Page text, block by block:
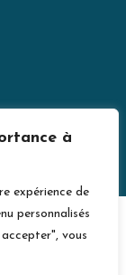
à
expérience de
personnalisés
vous